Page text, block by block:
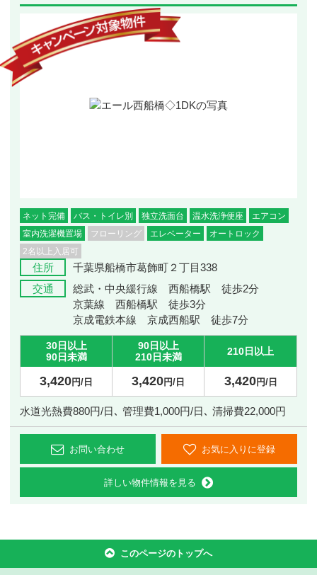
ネット完備 バス・トイレ別 独立洗面台 温水洗浄便座
エアコン
室内洗濯機置場
フローリング エレベーター
オートロック
2名以上入居可
住所
千葉県船橋市葛飾町２丁目338
交通
総武・中央緩行線 西船橋駅 徒歩2分
京葉線 西船橋駅 徒歩3分
京成電鉄本線 京成西船駅 徒歩7分
30日以上
90日未満
90日以上
210日未満
210日以上
3,420円/日 3,420円/日 3,420円/日
水道光熱費880円/日､ 管理費1,000円/日､ 清掃費22,000円
お問い合わせ お気に入りに登録
詳しい物件情報を見る
このページのトップへ